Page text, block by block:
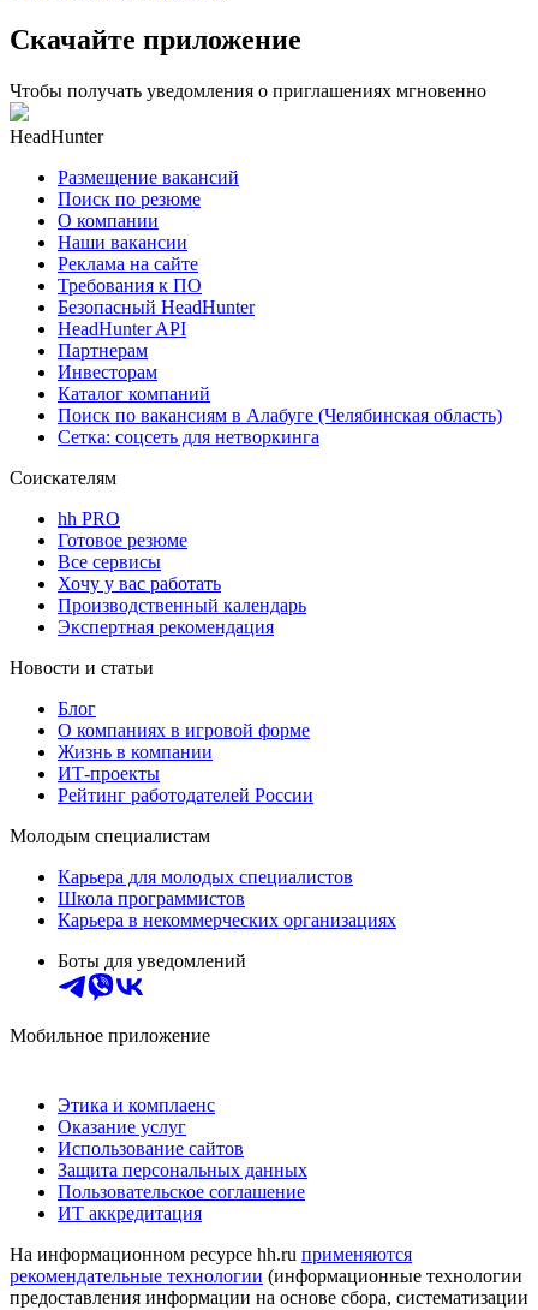
Скачайте приложение
Чтобы получать уведомления о приглашениях мгновенно
HeadHunter
Размещение вакансий
Поиск по резюме
О компании
Наши вакансии
Реклама на сайте
Требования к ПО
Безопасный HeadHunter
HeadHunter API
Партнерам
Инвесторам
Каталог компаний
Поиск по вакансиям в Алабуге (Челябинская область)
Сетка: соцсеть для нетворкинга
Соискателям
hh PRO
Готовое резюме
Все сервисы
Хочу у вас работать
Производственный календарь
Экспертная рекомендация
Новости и статьи
Блог
О компаниях в игровой форме
Жизнь в компании
ИТ-проекты
Рейтинг работодателей России
Молодым специалистам
Карьера для молодых специалистов
Школа программистов
Карьера в некоммерческих организациях
Боты для уведомлений
Мобильное приложение
Этика и комплаенс
Оказание услуг
Использование сайтов
Защита персональных данных
Пользовательское соглашение
ИТ аккредитация
На информационном ресурсе hh.ru применяются
рекомендательные технологии (информационные технологии
предоставления информации на основе сбора, систематизации